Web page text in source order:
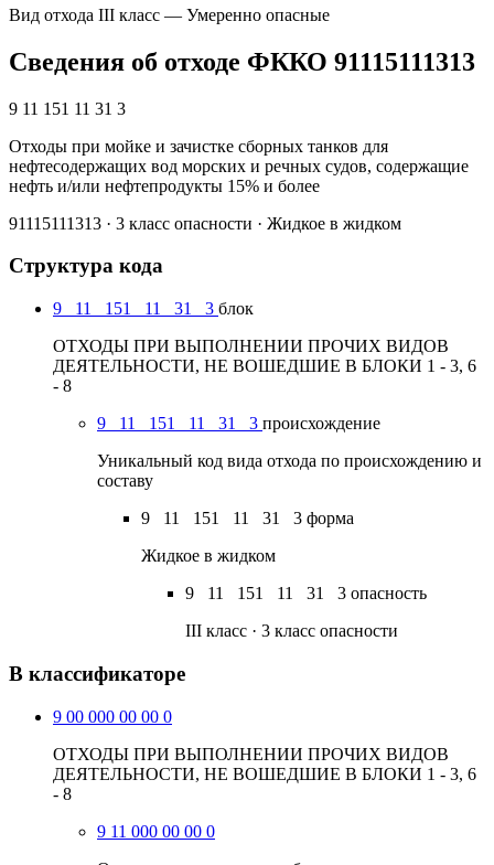
Вид отхода III класс — Умеренно опасные
Сведения об отходе ФККО 91115111313
9 11 151 11 31 3
Отходы при мойке и зачистке сборных танков для
нефтесодержащих вод морских и речных судов, содержащие
нефть и/или нефтепродукты 15% и более
91115111313 · 3 класс опасности · Жидкое в жидком
Структура кода
9 11 151 11 31 3 блок
ОТХОДЫ ПРИ ВЫПОЛНЕНИИ ПРОЧИХ ВИДОВ
ДЕЯТЕЛЬНОСТИ, НЕ ВОШЕДШИЕ В БЛОКИ 1 - 3, 6
- 8
9
11 151 11 31 3 происхождение
Уникальный код вида отхода по происхождению и
составу
9
11 151 11 31 3 форма
Жидкое в жидком
9
11 151 11 31 3 опасность
III класс · 3 класс опасности
В классификаторе
9 00 000 00 00 0
ОТХОДЫ ПРИ ВЫПОЛНЕНИИ ПРОЧИХ ВИДОВ
ДЕЯТЕЛЬНОСТИ, НЕ ВОШЕДШИЕ В БЛОКИ 1 - 3, 6
- 8
9 11 000 00 00 0